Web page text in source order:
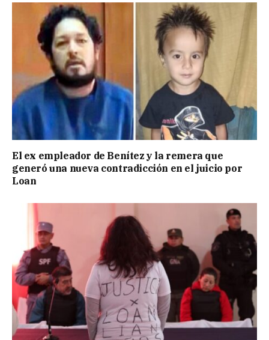
El ex empleador de Benítez y la remera que
generó una nueva contradicción en el juicio por
Loan